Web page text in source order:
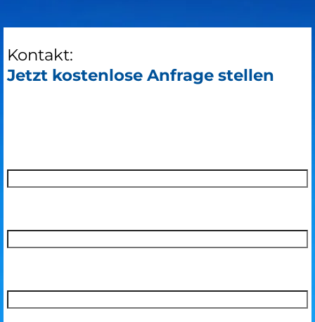
Kontakt:
Jetzt kostenlose Anfrage stellen